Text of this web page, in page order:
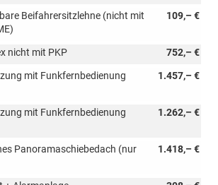
109,– €
Beifahrersitzlehne (nicht mit
752,– €
nicht mit PKP
1.457,– €
mit Funkfernbedienung
1.262,– €
mit Funkfernbedienung
1.418,– €
Panoramaschiebedach (nur